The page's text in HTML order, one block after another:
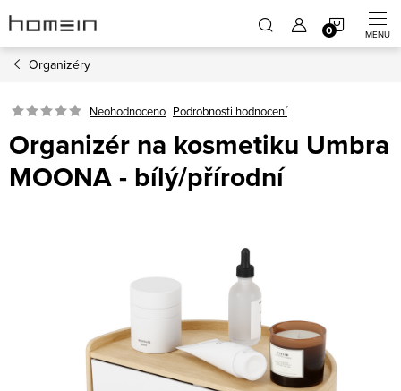
na
obsah
Organizéry
Neohodnoceno Podrobnosti hodnocení
Organizér na kosmetiku Umbra
MOONA - bílý/přírodní